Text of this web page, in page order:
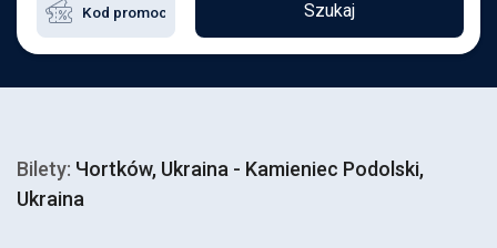
Szukaj
Bilety: Чortków, Ukraina - Kamieniec Podolski,
Ukraina